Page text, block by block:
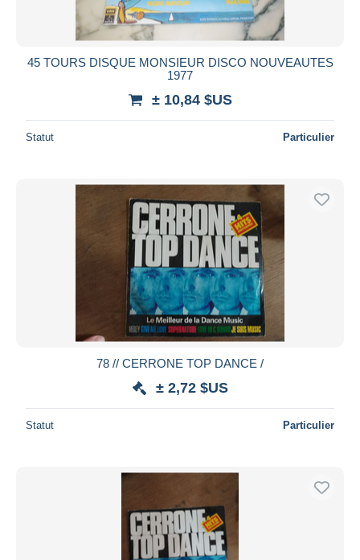
45 TOURS DISQUE MONSIEUR DISCO NOUVEAUTES
1977
± 10,84 $US
Statut Particulier
78 // CERRONE TOP DANCE /
± 2,72 $US
Statut Particulier